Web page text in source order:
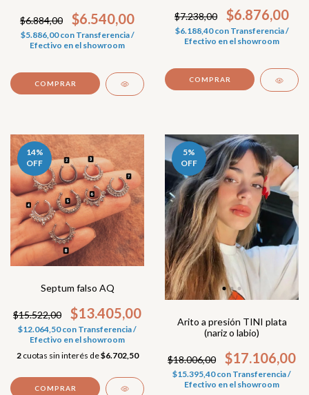
$6.884,00 $6.540,00
$5.886,00con Transferencia /
Efectivo en el showroom
COMPRAR
$7.238,00 $6.876,00
$6.188,40con Transferencia /
Efectivo en el showroom
COMPRAR
14%
OFF
Septum falso AQ
$15.522,00 $13.405,00
$12.064,50con Transferencia /
Efectivo en el showroom
2 cuotas sin interés de$6.702,50
COMPRAR
5%
OFF
Arito a presión TINI plata
(nariz o labio)
$18.006,00 $17.106,00
$15.395,40con Transferencia /
Efectivo en el showroom